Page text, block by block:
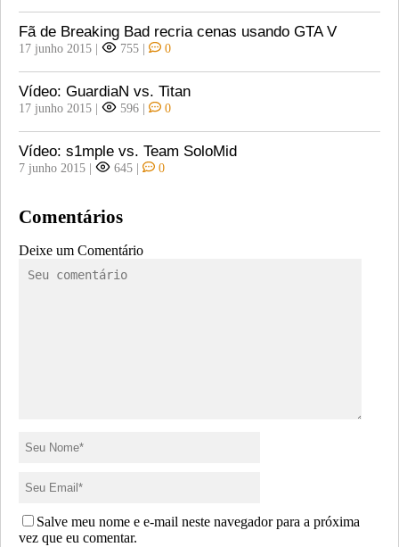
Fã de Breaking Bad recria cenas usando GTA V
17 junho 2015 | 755 | 0
Vídeo: GuardiaN vs. Titan
17 junho 2015 | 596 | 0
Vídeo: s1mple vs. Team SoloMid
7 junho 2015 | 645 | 0
Comentários
Deixe um Comentário
Salve meu nome e e-mail neste navegador para a próxima
vez que eu comentar.